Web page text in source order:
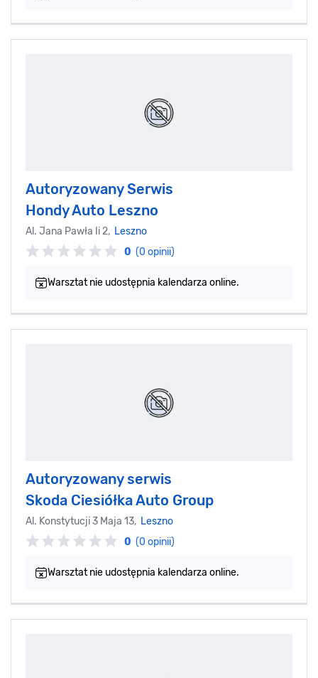
Autoryzowany Serwis
Hondy Auto Leszno
Al. Jana Pawła Ii 2, Leszno
0 (0 opinii)
Warsztat nie udostępnia kalendarza online.
Autoryzowany serwis
Skoda Ciesiółka Auto Group
Al. Konstytucji 3 Maja 13, Leszno
0 (0 opinii)
Warsztat nie udostępnia kalendarza online.